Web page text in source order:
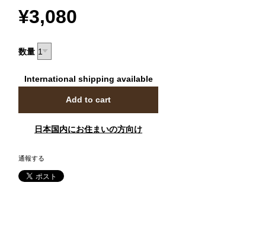
¥3,080
数量
International shipping available
Add to cart
日本国内にお住まいの方向け
通報する